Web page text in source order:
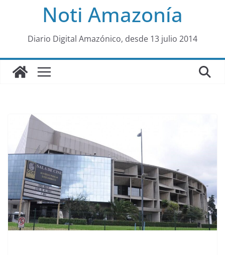
al
Noti Amazonía
Diario Digital Amazónico, desde 13 julio 2014